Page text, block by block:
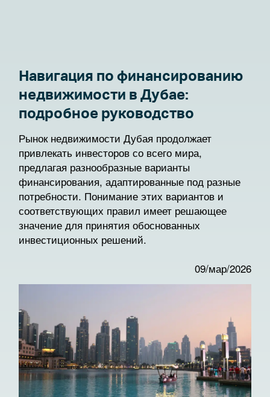
Навигация по финансированию
недвижимости в Дубае:
подробное руководство
Рынок недвижимости Дубая продолжает
привлекать инвесторов со всего мира,
предлагая разнообразные варианты
финансирования, адаптированные под разные
потребности. Понимание этих вариантов и
соответствующих правил имеет решающее
значение для принятия обоснованных
инвестиционных решений.
09/мар/2026